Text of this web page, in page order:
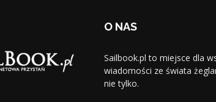
O NAS
Sailbook.pl to miejsce dla
wiadomości ze świata
nie tylko.